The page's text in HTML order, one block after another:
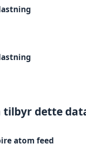
tilbyr dette
atom feed